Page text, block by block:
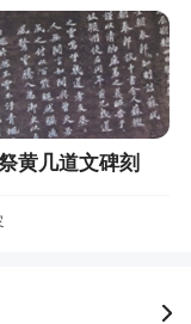
黄几道文碑刻